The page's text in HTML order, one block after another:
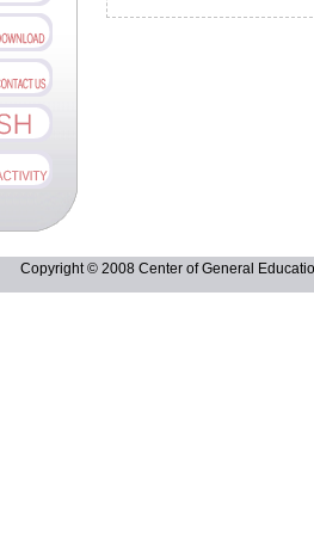
Copyright © 2008 Center of General